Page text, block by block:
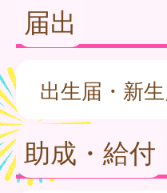
届出
出生届・新
助成・給付